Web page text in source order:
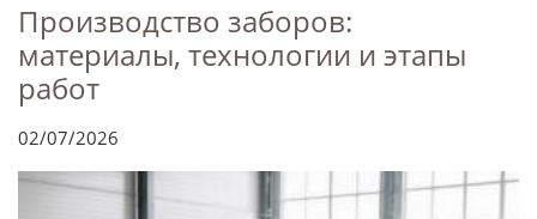
Производство заборов:
материалы, технологии и этапы
работ
02/07/2026